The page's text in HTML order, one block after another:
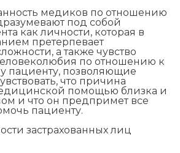
медиков по отношению
под собой
как личности, которая в
претерпевает
а также чувство
по отношению к
пациенту, позволяющие
что причина
помощью близка и
и что он предпримет все
пациенту.
застрахованных лиц